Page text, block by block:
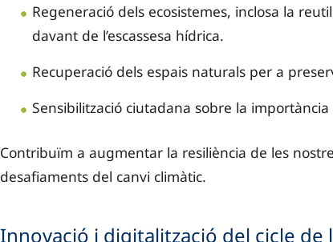
Regeneració dels ecosistemes, inclosa la
davant de l’escassesa hídrica.
Recuperació dels espais naturals per a
Sensibilització ciutadana sobre la
Contribuïm a augmentar la resiliència de les
desafiaments del canvi climàtic.
Innovació i digitalització del cicle de